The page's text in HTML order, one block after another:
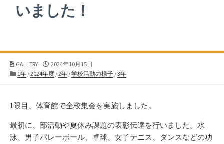
いました！
GALLERY
公
開
2024年10月15日
カ
リ
ー
1年 /2024年度 /2年 /学校活動の様子 /3年
1限目、体育館で全校集会を実施しました。
最初に、部活動や夏休み課題の表彰伝達を行いました。水
泳、男子バレーボール、卓球、女子テニス、ダンスなどの功